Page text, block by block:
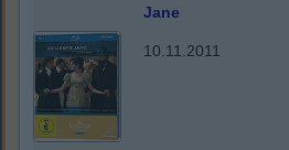
Jane
10.11.2011